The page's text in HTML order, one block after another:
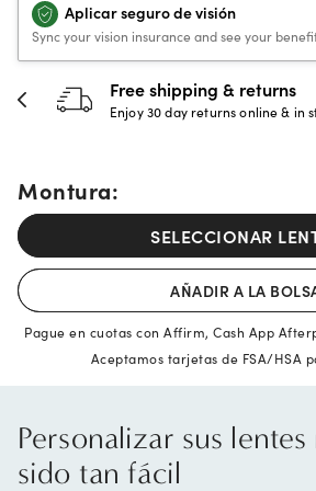
Aplicar seguro de visión
Sync your vision insurance and see your
Free shipping & returns
Enjoy 30 day returns online & in
Montura:
SELECCIONAR
AÑADIR A LA
Pague en cuotas con Affirm, Cash App
Aceptamos tarjetas de FSA/HSA
Personalizar sus
sido tan fácil